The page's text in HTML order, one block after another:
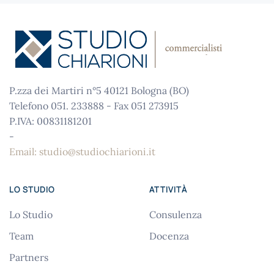
P.zza dei Martiri n°5 40121 Bologna (BO)
Telefono 051. 233888 - Fax 051 273915
P.IVA: 00831181201
-
Email: studio@studiochiarioni.it
LO STUDIO
Lo Studio
Team
Partners
ATTIVITÀ
Consulenza
Docenza